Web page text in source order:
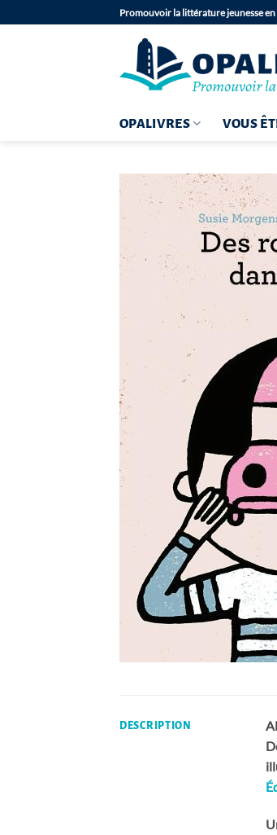
au
Promouvoir la littérature jeunesse
OPALIVRES VOUS
DESCRIPTION